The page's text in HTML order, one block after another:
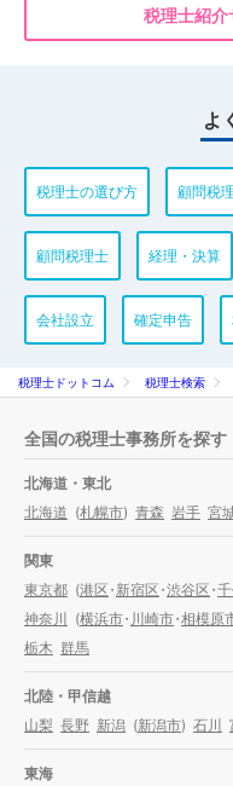
税理士紹介
よ
税理士の選び方 顧問税
顧問税理士 経理・決算
会社設立 確定申告
税理士ドットコム 税理士検索
全国の税理士事務所を探す
北海道・東北
北海道 (札幌市) 青森 岩手 宮
関東
東京都 (港区・新宿区・渋谷区・
神奈川
(横浜市・川崎市・相模原
栃木 群馬
北陸・甲信越
山梨 長野 新潟 (新潟市) 石川
東海